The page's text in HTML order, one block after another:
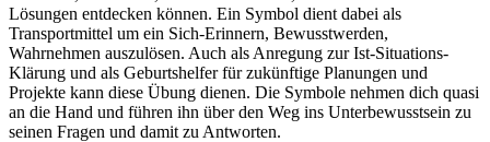
Lösungen entdecken können. Ein Symbol dient dabei als
Transportmittel um ein Sich-Erinnern, Bewusstwerden,
Wahrnehmen auszulösen. Auch als Anregung zur Ist-Situations-
Klärung und als Geburtshelfer für zukünftige Planungen und
Projekte kann diese Übung dienen. Die Symbole nehmen dich quasi
an die Hand und führen ihn über den Weg ins Unterbewusstsein zu
seinen Fragen und damit zu Antworten.